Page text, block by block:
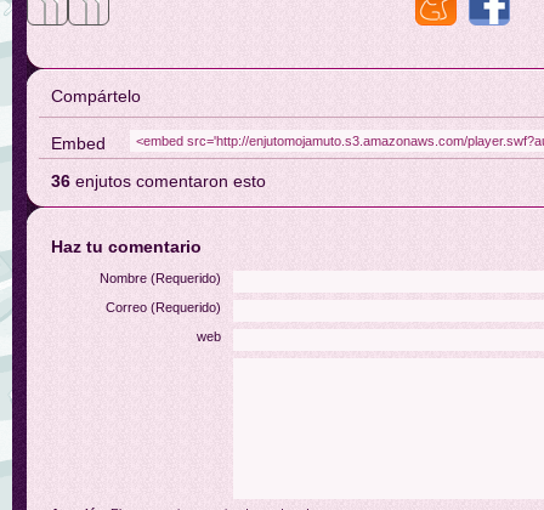
Compártelo
Embed
36 enjutos comentaron esto
Haz tu comentario
Nombre (Requerido)
Correo (Requerido)
web